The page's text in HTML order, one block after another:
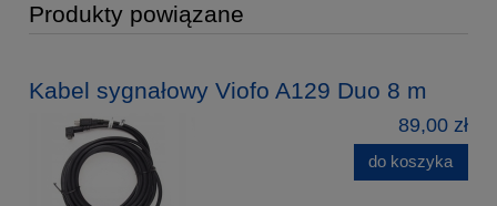
Produkty powiązane
Kabel sygnałowy Viofo A129 Duo 8 m
89,00 zł
do koszyka